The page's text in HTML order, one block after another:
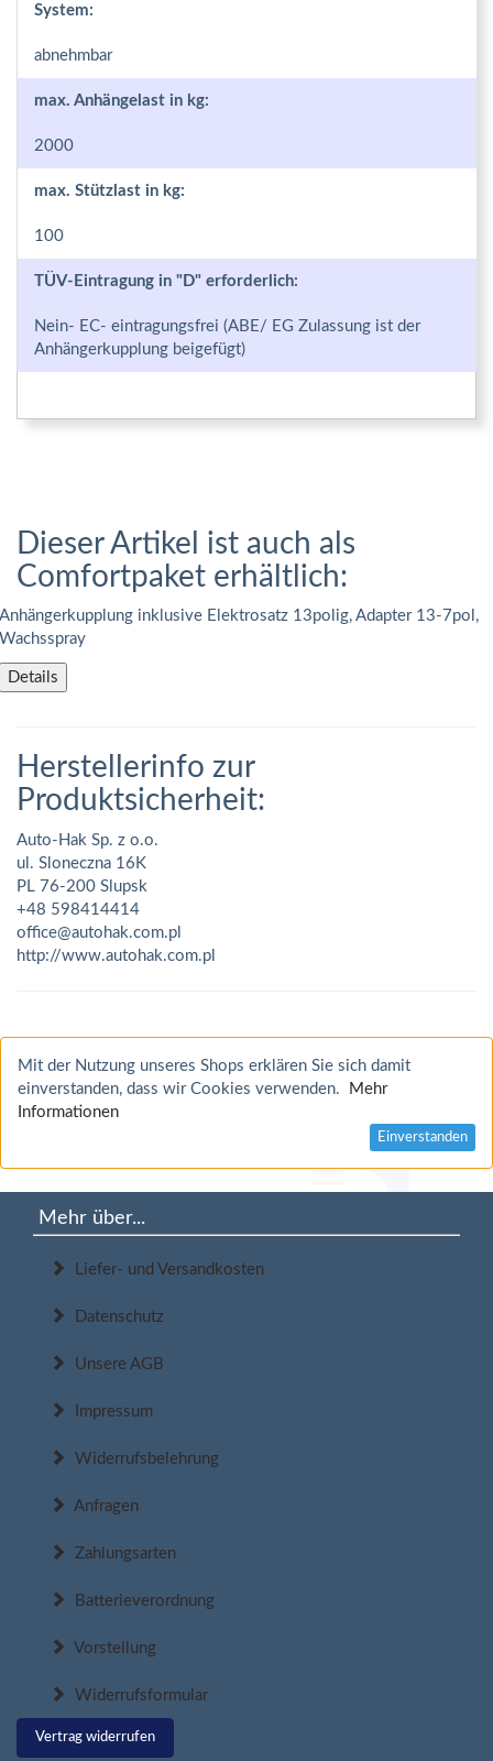
System:
abnehmbar
max. Anhängelast in kg:
2000
max. Stützlast in kg:
100
TÜV-Eintragung in "D" erforderlich:
Nein- EC- eintragungsfrei (ABE/ EG Zulassung ist der
Anhängerkupplung beigefügt)
Dieser Artikel ist auch als
Comfortpaket erhältlich:
Anhängerkupplung inklusive Elektrosatz 13polig, Adapter 13-7pol,
Wachsspray
Details
Herstellerinfo zur
Produktsicherheit:
Auto-Hak Sp. z o.o.
ul. Sloneczna 16K
PL 76-200 Slupsk
+48 598414414
office@autohak.com.pl
http://www.autohak.com.pl
Mit der Nutzung unseres Shops erklären Sie sich damit
einverstanden, dass wir Cookies verwenden.
Mehr
Informationen
Einverstanden
Mehr über...
Liefer- und Versandkosten
Datenschutz
Unsere AGB
Impressum
Widerrufsbelehrung
Anfragen
Zahlungsarten
Batterieverordnung
Vorstellung
Widerrufsformular
Vertrag widerrufen